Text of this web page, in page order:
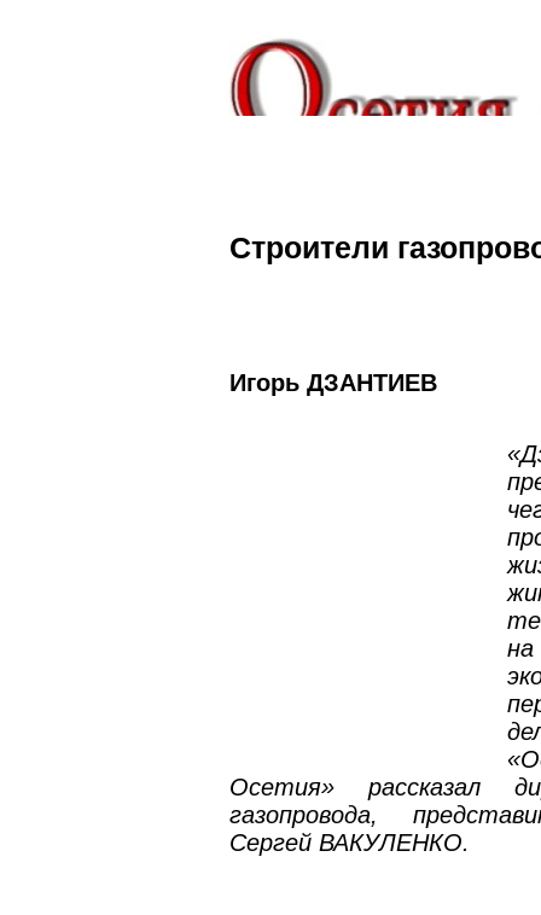
Строители
Игорь ДЗАНТИЕВ
Осетия» рассказал
газопровода,
Сергей ВАКУЛЕНКО.